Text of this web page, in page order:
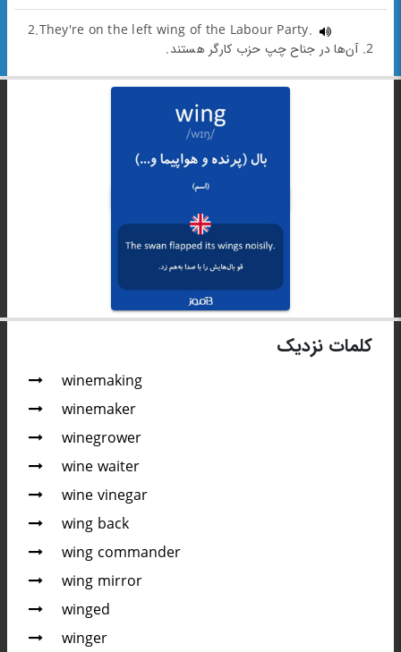
2.They're on the left wing of the Labour Party.
2. آن‌ها در جناح چپ حزب کارگر هستند.
کلمات نزدیک
winemaking
winemaker
winegrower
wine waiter
wine vinegar
wing back
wing commander
wing mirror
winged
winger